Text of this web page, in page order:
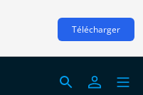
Télécharger